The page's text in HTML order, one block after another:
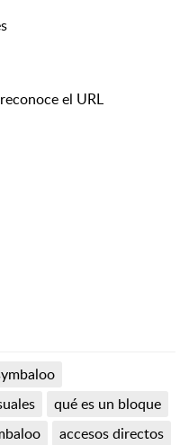
el URL
qué es un bloque
accesos directos